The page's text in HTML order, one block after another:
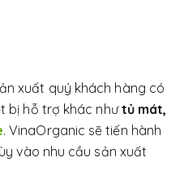
xuất quý khách hàng có
bị hỗ trợ khác nhưtủ mát,
. VinaOrganic sẽ tiến hành
vào nhu cầu sản xuất